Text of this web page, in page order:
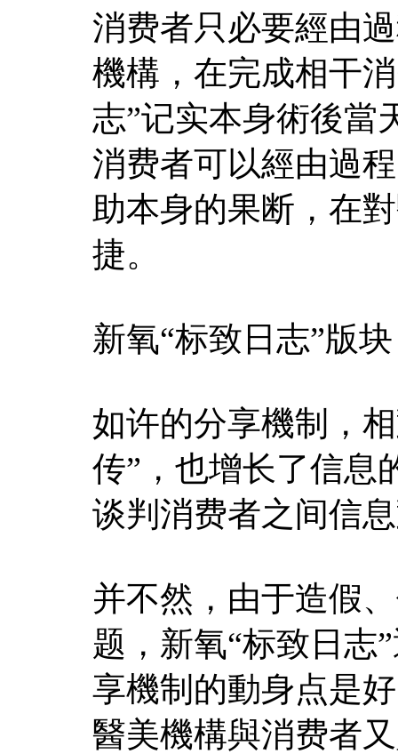
消费者只必要經由
機構，在完成相干
志”记实本身術後當
消费者可以經由過
助本身的果断，在
捷。
新氧“标致日志”版
如许的分享機制，
传”，也增长了信息
谈判消费者之间信
并不然，由于造假
题，新氧“标致日志
享機制的動身点是
醫美機構與消费者